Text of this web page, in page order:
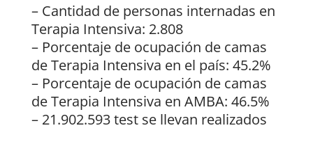
– Cantidad de personas internadas en
Terapia Intensiva: 2.808
– Porcentaje de ocupación de camas
de Terapia Intensiva en el país: 45.2%
– Porcentaje de ocupación de camas
de Terapia Intensiva en AMBA: 46.5%
– 21.902.593 test se llevan realizados